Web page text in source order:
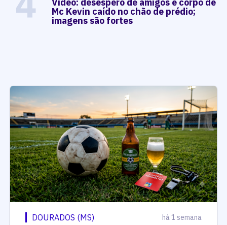
Mc Kevin caído no chão de prédio;
imagens são fortes
DOURADOS (MS) há 1 semana